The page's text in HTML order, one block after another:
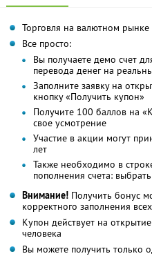
Торговля на валютном
Все просто:
Вы получаете демо счет
перевода денег на
Заполните заявку на
кнопку «Получить купон»
Получите 100 баллов на
свое усмотрение
Участие в акции могут
лет
Также необходимо в
пополнения счета:
Внимание! Получить бонус
корректного заполнения
Купон действует на
человека
Вы можете получить только